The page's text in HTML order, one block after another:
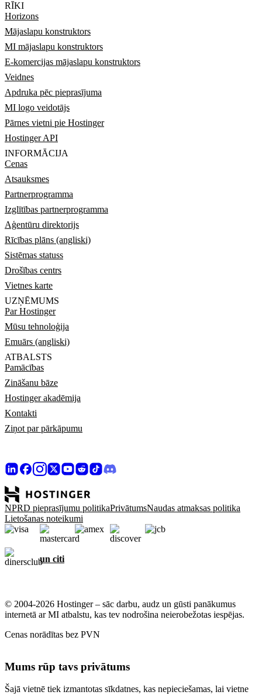
RĪKI
Horizons
Mājaslapu konstruktors
MI mājaslapu konstruktors
E-komercijas mājaslapu konstruktors
Veidnes
Apdruka pēc pieprasījuma
MI logo veidotājs
Pārnes vietni pie Hostinger
Hostinger API
INFORMĀCIJA
Cenas
Atsauksmes
Partnerprogramma
Izglītības partnerprogramma
Aģentūru direktorijs
Rīcības plāns (angliski)
Sistēmas statuss
Drošības centrs
Vietnes karte
UZŅĒMUMS
Par Hostinger
Mūsu tehnoloģija
Emuārs (angliski)
ATBALSTS
Pamācības
Zināšanu bāze
Hostinger akadēmija
Kontakti
Ziņot par pārkāpumu
NPRD pieprasījumu politikaPrivātumsNaudas atmaksas politika
Lietošanas noteikumi
un citi
© 2004-2026 Hostinger – sāc darbu, audz un gūsti panākumus
internetā ar MI atbalstu, kas tev nodrošina neierobežotas iespējas.
Cenas norādītas bez PVN
Mums rūp tavs privātums
Šajā vietnē tiek izmantotas sīkdatnes, kas nepieciešamas, lai vietne